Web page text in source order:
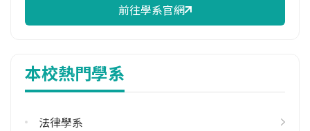
113學年度上學期
修輔系人數
113學年度上學期
前往學系官網
本校熱門學系
法律學系